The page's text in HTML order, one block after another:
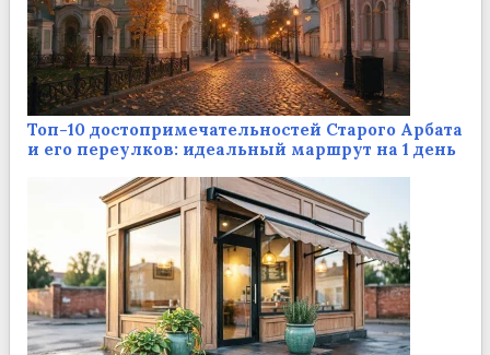
Топ-10 достопримечательностей Старого Арбата
и его переулков: идеальный маршрут на 1 день